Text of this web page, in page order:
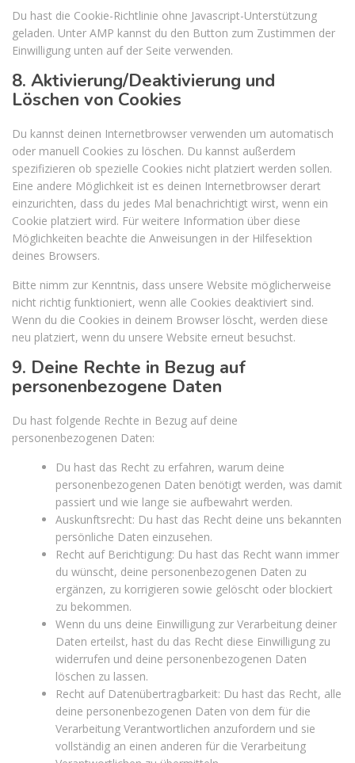
Du hast die Cookie-Richtlinie ohne Javascript-Unterstützung
geladen. Unter AMP kannst du den Button zum Zustimmen der
Einwilligung unten auf der Seite verwenden.
8. Aktivierung/Deaktivierung und
Löschen von Cookies
Du kannst deinen Internetbrowser verwenden um automatisch
oder manuell Cookies zu löschen. Du kannst außerdem
spezifizieren ob spezielle Cookies nicht platziert werden sollen.
Eine andere Möglichkeit ist es deinen Internetbrowser derart
einzurichten, dass du jedes Mal benachrichtigt wirst, wenn ein
Cookie platziert wird. Für weitere Information über diese
Möglichkeiten beachte die Anweisungen in der Hilfesektion
deines Browsers.
Bitte nimm zur Kenntnis, dass unsere Website möglicherweise
nicht richtig funktioniert, wenn alle Cookies deaktiviert sind.
Wenn du die Cookies in deinem Browser löscht, werden diese
neu platziert, wenn du unsere Website erneut besuchst.
9. Deine Rechte in Bezug auf
personenbezogene Daten
Du hast folgende Rechte in Bezug auf deine
personenbezogenen Daten:
Du hast das Recht zu erfahren, warum deine
personenbezogenen Daten benötigt werden, was damit
passiert und wie lange sie aufbewahrt werden.
Auskunftsrecht: Du hast das Recht deine uns bekannten
persönliche Daten einzusehen.
Recht auf Berichtigung: Du hast das Recht wann immer
du wünscht, deine personenbezogenen Daten zu
ergänzen, zu korrigieren sowie gelöscht oder blockiert
zu bekommen.
Wenn du uns deine Einwilligung zur Verarbeitung deiner
Daten erteilst, hast du das Recht diese Einwilligung zu
widerrufen und deine personenbezogenen Daten
löschen zu lassen.
Recht auf Datenübertragbarkeit: Du hast das Recht, alle
deine personenbezogenen Daten von dem für die
Verarbeitung Verantwortlichen anzufordern und sie
vollständig an einen anderen für die Verarbeitung